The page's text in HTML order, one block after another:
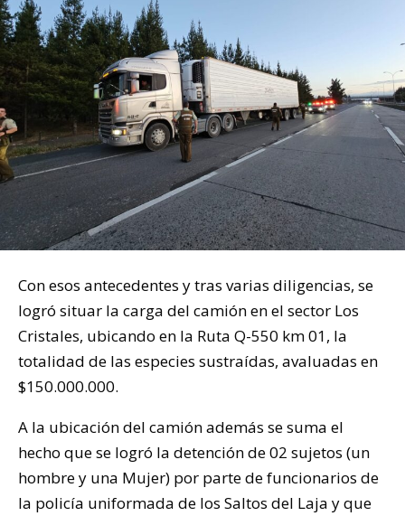
Con esos antecedentes y tras varias diligencias, se
logró situar la carga del camión en el sector Los
Cristales, ubicando en la Ruta Q-550 km 01, la
totalidad de las especies sustraídas, avaluadas en
$150.000.000.
A la ubicación del camión además se suma el
hecho que se logró la detención de 02 sujetos (un
hombre y una Mujer) por parte de funcionarios de
la policía uniformada de los Saltos del Laja y que